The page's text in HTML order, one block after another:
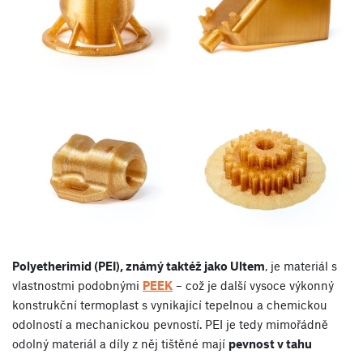
Polyetherimid (PEI), známý taktéž jako Ultem, je materiál s
vlastnostmi podobnými PEEK – což je další vysoce výkonný
konstrukční termoplast s vynikající tepelnou a chemickou
odolností a mechanickou pevností. PEI je tedy mimořádně
odolný materiál a díly z něj tištěné mají pevnost v tahu